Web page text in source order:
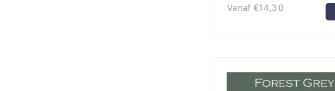
Vanaf €14,30